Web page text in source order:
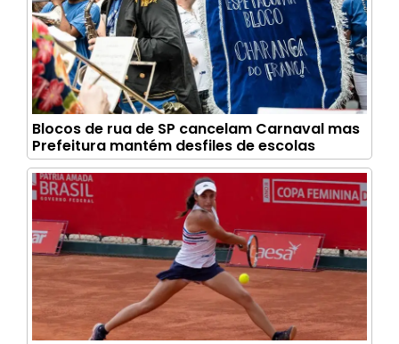
Blocos de rua de SP cancelam Carnaval mas
Prefeitura mantém desfiles de escolas